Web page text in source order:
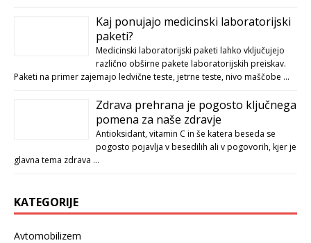
Kaj ponujajo medicinski laboratorijski
paketi?
Medicinski laboratorijski paketi lahko vključujejo
različno obširne pakete laboratorijskih preiskav.
Paketi na primer zajemajo ledvične teste, jetrne teste, nivo maščobe …
Zdrava prehrana je pogosto ključnega
pomena za naše zdravje
Antioksidant, vitamin C in še katera beseda se
pogosto pojavlja v besedilih ali v pogovorih, kjer je
glavna tema zdrava …
KATEGORIJE
Avtomobilizem